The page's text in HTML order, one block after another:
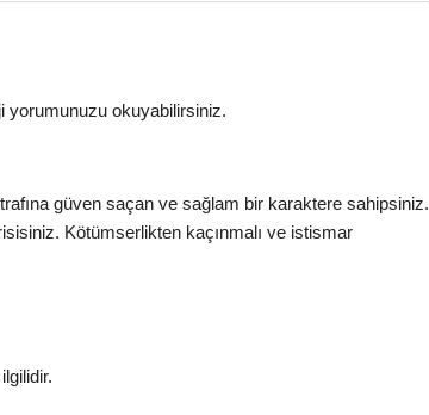
yorumunuzu okuyabilirsiniz.
güven saçan ve sağlam bir karaktere sahipsiniz.
Kötümserlikten kaçınmalı ve istismar